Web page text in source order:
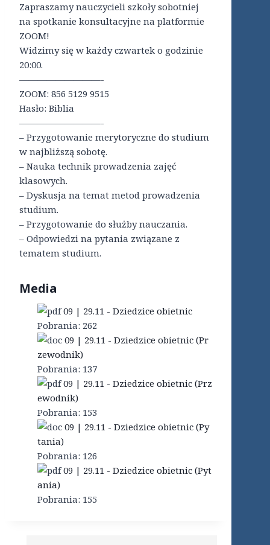
Zapraszamy nauczycieli szkoły sobotniej
na spotkanie konsultacyjne na platformie
ZOOM!
Widzimy się w każdy czwartek o godzinie
20:00.
—————————-
ZOOM: 856 5129 9515
Hasło: Biblia
—————————-
– Przygotowanie merytoryczne do studium
w najbliższą sobotę.
– Nauka technik prowadzenia zajęć
klasowych.
– Dyskusja na temat metod prowadzenia
studium.
– Przygotowanie do służby nauczania.
– Odpowiedzi na pytania związane z
tematem studium.
Media
09 | 29.11 - Dziedzice obietnic
Pobrania: 262
09 | 29.11 - Dziedzice obietnic (Pr
zewodnik)
Pobrania: 137
09 | 29.11 - Dziedzice obietnic (Prz
ewodnik)
Pobrania: 153
09 | 29.11 - Dziedzice obietnic (Py
tania)
Pobrania: 126
09 | 29.11 - Dziedzice obietnic (Pyt
ania)
Pobrania: 155